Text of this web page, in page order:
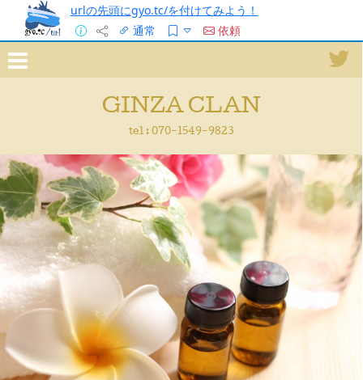
urlの先頭にgyo.tc/を付けてみよう！
通常
依頼